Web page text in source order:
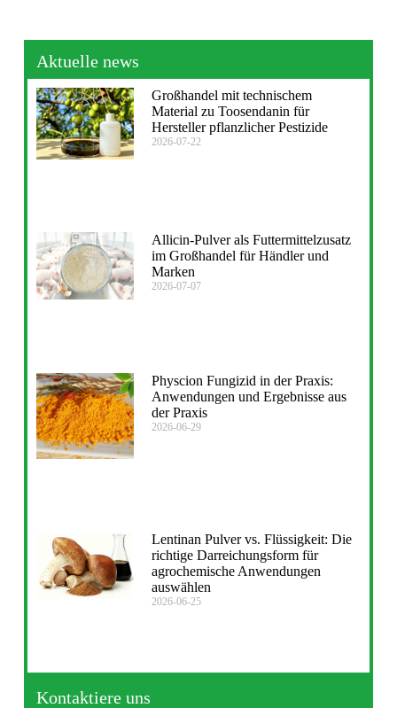
Aktuelle news
Großhandel mit technischem
Material zu Toosendanin für
Hersteller pflanzlicher Pestizide
2026-07-22
Allicin-Pulver als Futtermittelzusatz
im Großhandel für Händler und
Marken
2026-07-07
Physcion Fungizid in der Praxis:
Anwendungen und Ergebnisse aus
der Praxis
2026-06-29
Lentinan Pulver vs. Flüssigkeit: Die
richtige Darreichungsform für
agrochemische Anwendungen
auswählen
2026-06-25
Kontaktiere uns